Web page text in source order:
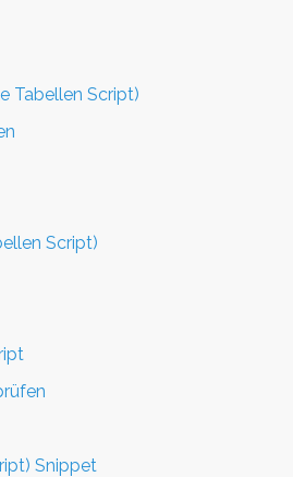
Tabellen Script)
Script)
Snippet